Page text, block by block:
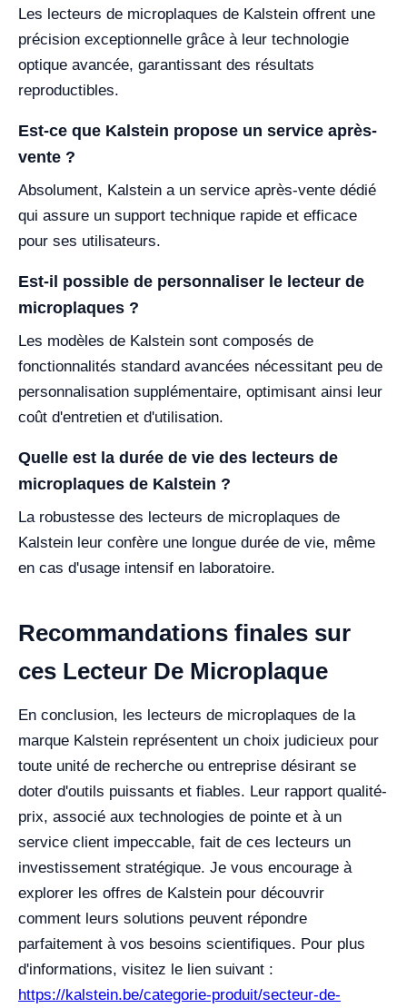
Les lecteurs de microplaques de Kalstein offrent une
précision exceptionnelle grâce à leur technologie
optique avancée, garantissant des résultats
reproductibles.
Est-ce que Kalstein propose un service après-
vente ?
Absolument, Kalstein a un service après-vente dédié
qui assure un support technique rapide et efficace
pour ses utilisateurs.
Est-il possible de personnaliser le lecteur de
microplaques ?
Les modèles de Kalstein sont composés de
fonctionnalités standard avancées nécessitant peu de
personnalisation supplémentaire, optimisant ainsi leur
coût d'entretien et d'utilisation.
Quelle est la durée de vie des lecteurs de
microplaques de Kalstein ?
La robustesse des lecteurs de microplaques de
Kalstein leur confère une longue durée de vie, même
en cas d'usage intensif en laboratoire.
Recommandations finales sur
ces Lecteur De Microplaque
En conclusion, les lecteurs de microplaques de la
marque Kalstein représentent un choix judicieux pour
toute unité de recherche ou entreprise désirant se
doter d'outils puissants et fiables. Leur rapport qualité-
prix, associé aux technologies de pointe et à un
service client impeccable, fait de ces lecteurs un
investissement stratégique. Je vous encourage à
explorer les offres de Kalstein pour découvrir
comment leurs solutions peuvent répondre
parfaitement à vos besoins scientifiques. Pour plus
d'informations, visitez le lien suivant :
https://kalstein.be/categorie-produit/secteur-de-